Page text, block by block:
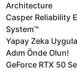
Architecture
Casper Reliability
System™
Yapay Zeka
Adım Önde Olun!
GeForce RTX 50